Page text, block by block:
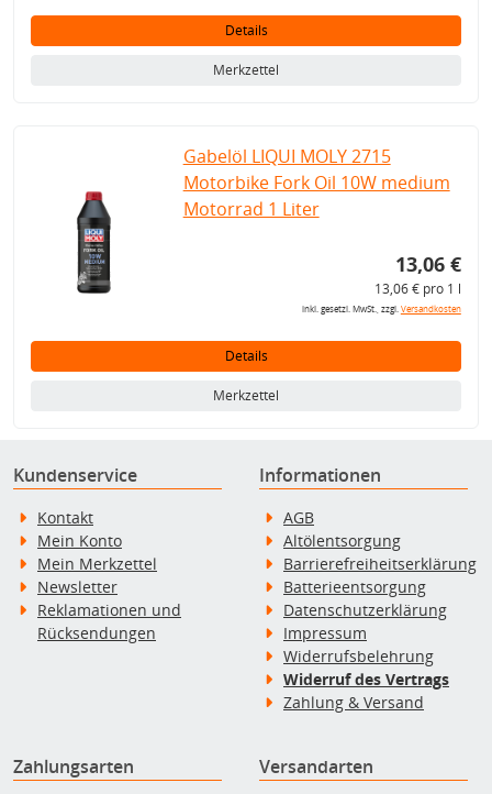
Details
Merkzettel
Gabelöl LIQUI MOLY 2715
Motorbike Fork Oil 10W medium
Motorrad 1 Liter
13,06 €
13,06 € pro 1 l
inkl. gesetzl. MwSt., zzgl.Versandkosten
Details
Merkzettel
Kundenservice
Kontakt
Mein Konto
Mein Merkzettel
Newsletter
Reklamationen und
Rücksendungen
Informationen
AGB
Altölentsorgung
Barrierefreiheitserklärung
Batterieentsorgung
Datenschutzerklärung
Impressum
Widerrufsbelehrung
Widerruf des Vertrags
Zahlung & Versand
Zahlungsarten Versandarten